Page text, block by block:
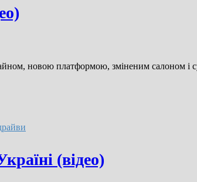
новою платформою, зміненим салоном і
(відео)